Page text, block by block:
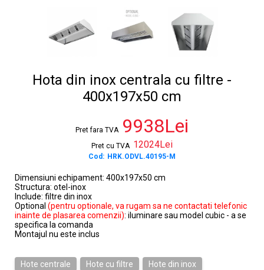
Hota din inox centrala cu filtre -
400x197x50 cm
Pret fara TVA 9938Lei
Pret cu TVA 12024Lei
Cod: HRK.ODVL.40195-M
Dimensiuni echipament: 400x197x50 cm
Structura: otel-inox
Include: filtre din inox
Optional (pentru optionale, va rugam sa ne contactati telefonic
inainte de plasarea comenzii): iluminare sau model cubic - a se
specifica la comanda
Montajul nu este inclus
Hote centrale Hote cu filtre Hote din inox